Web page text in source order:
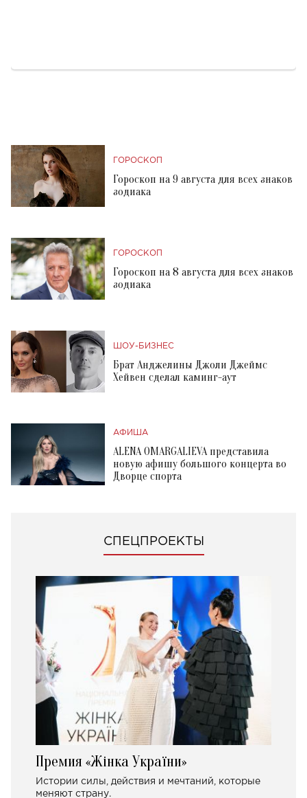
ГОРОСКОП
Гороскоп на 9 августа для всех знаков
зодиака
ГОРОСКОП
Гороскоп на 8 августа для всех знаков
зодиака
ШОУ-БИЗНЕС
Брат Анджелины Джоли Джеймс
Хейвен сделал каминг-аут
АФИША
ALENA OMARGALIEVA представила
новую афишу большого концерта во
Дворце спорта
СПЕЦПРОЕКТЫ
Премия «Жінка України»
Истории силы, действия и мечтаний, которые
меняют страну.